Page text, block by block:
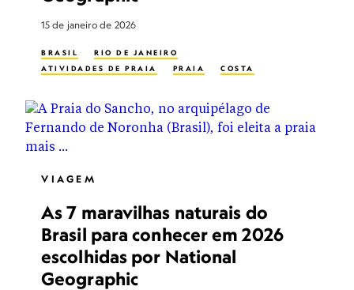
15 de janeiro de 2026
BRASIL
RIO DE JANEIRO
ATIVIDADES DE PRAIA
PRAIA COSTA
VIAGEM
As 7 maravilhas naturais do
Brasil para conhecer em 2026
escolhidas por National
Geographic